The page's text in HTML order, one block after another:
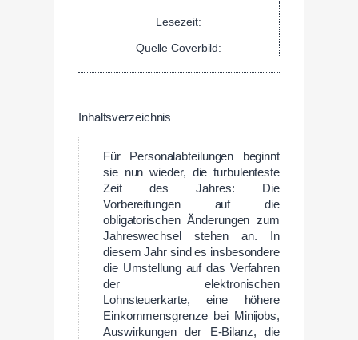
Lesezeit:
Quelle Coverbild:
Inhaltsverzeichnis
Für Personalabteilungen beginnt
sie nun wieder, die turbulenteste
Zeit des Jahres: Die
Vorbereitungen auf die
obligatorischen Änderungen zum
Jahreswechsel stehen an. In
diesem Jahr sind es insbesondere
die Umstellung auf das Verfahren
der elektronischen
Lohnsteuerkarte, eine höhere
Einkommensgrenze bei Minijobs,
Auswirkungen der E-Bilanz, die